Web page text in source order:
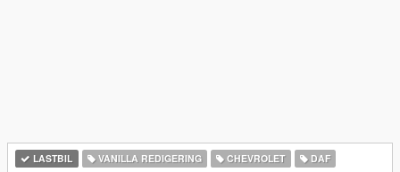
LASTBIL VANILLA REDIGERING CHEVROLET
DAF